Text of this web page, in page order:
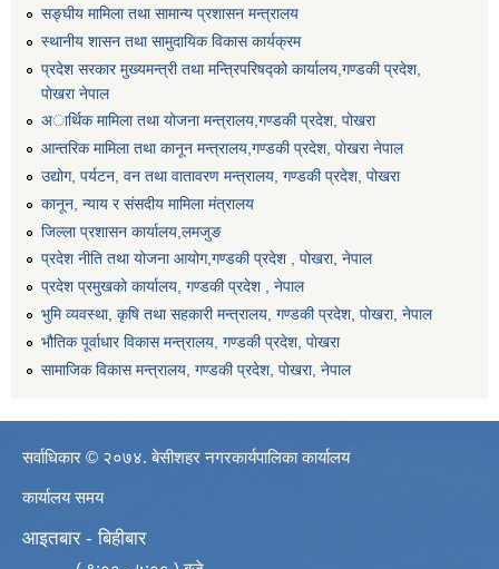
सङ्घीय मामिला तथा सामान्य प्रशासन मन्त्रालय
स्थानीय शासन तथा सामुदायिक विकास कार्यक्रम
प्रदेश सरकार मुख्यमन्त्री तथा मन्त्रिपरिषद्को कार्यालय,गण्डकी प्रदेश,
पाेखरा नेपाल
अार्थिक मामिला तथा योजना मन्त्रालय,गण्डकी प्रदेश, पोखरा
आन्तरिक मामिला तथा कानून मन्त्रालय,गण्डकी प्रदेश, पाेखरा नेपाल
उद्योग, पर्यटन, वन तथा वातावरण मन्त्रालय, गण्डकी प्रदेश, पोखरा
कानून, न्याय र संसदीय मामिला मंत्रालय
जिल्ला प्रशासन कार्यालय,लमजुङ
प्रदेश नीति तथा योजना आयोग,गण्डकी प्रदेश , पोखरा, नेपाल
प्रदेश प्रमुखको कार्यालय, गण्डकी प्रदेश , नेपाल
भुमि व्यवस्था, कृषि तथा सहकारी मन्त्रालय, गण्डकी प्रदेश, पोखरा, नेपाल
भौतिक पूर्वाधार विकास मन्त्रालय, गण्डकी प्रदेश, पाेखरा
सामाजिक विकास मन्त्रालय, गण्डकी प्रदेश, पोखरा, नेपाल
सर्वाधिकार © २०७४. बेसीशहर नगरकार्यपालिका कार्यालय
कार्यालय समय
आइतबार - बिहीबार